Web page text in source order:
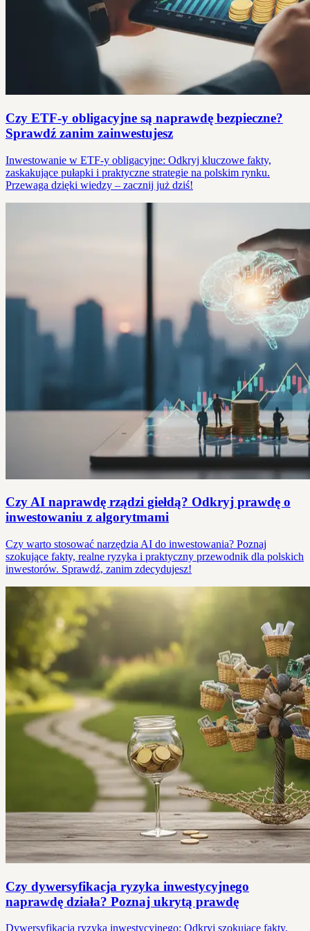
Czy ETF-y obligacyjne są naprawdę bezpieczne?
Sprawdź zanim zainwestujesz
Inwestowanie w ETF-y obligacyjne: Odkryj kluczowe fakty,
zaskakujące pułapki i praktyczne strategie na polskim rynku.
Przewaga dzięki wiedzy – zacznij już dziś!
Czy AI naprawdę rządzi giełdą? Odkryj prawdę o
inwestowaniu z algorytmami
Czy warto stosować narzędzia AI do inwestowania? Poznaj
szokujące fakty, realne ryzyka i praktyczny przewodnik dla polskich
inwestorów. Sprawdź, zanim zdecydujesz!
Czy dywersyfikacja ryzyka inwestycyjnego
naprawdę działa? Poznaj ukrytą prawdę
Dywersyfikacja ryzyka inwestycyjnego: Odkryj szokujące fakty,